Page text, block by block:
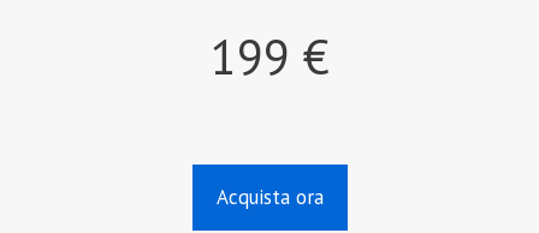
199 €
Acquista ora